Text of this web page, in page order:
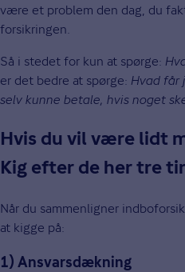
være et problem den dag, du
forsikringen.
Så i stedet for kun at spørge:
er det bedre at spørge: Hvad får
selv kunne betale, hvis noget
Hvis du vil være lidt
Kig efter de her tre
Når du sammenligner
at kigge på:
1) Ansvarsdækning